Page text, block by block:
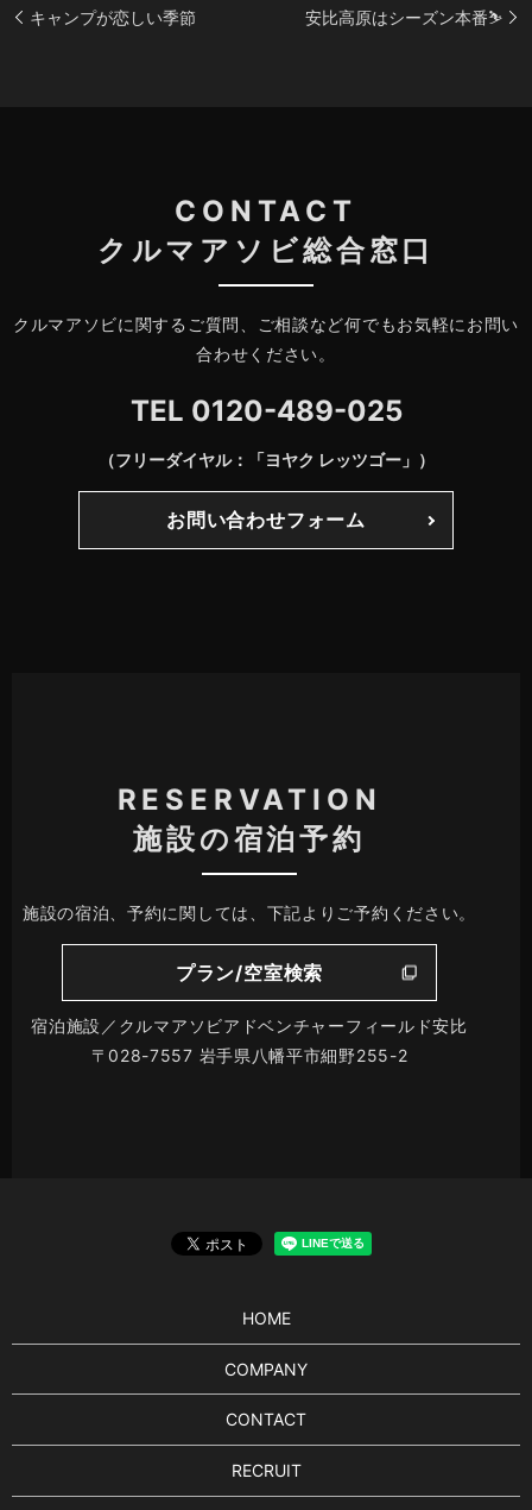
キャンプが恋しい季節 安比高原はシーズン本番⛷️
CONTACT
クルマアソビ総合窓口
クルマアソビに関するご質問、ご相談など何でもお気軽にお問い
合わせください。
TEL 0120-489-025
（フリーダイヤル：「ヨヤク レッツゴー」）
お問い合わせフォーム
RESERVATION
施設の宿泊予約
施設の宿泊、予約に関しては、下記よりご予約ください。
プラン/空室検索
宿泊施設／クルマアソビアドベンチャーフィールド安比
〒028-7557 岩手県八幡平市細野255-2
HOME
COMPANY
CONTACT
RECRUIT